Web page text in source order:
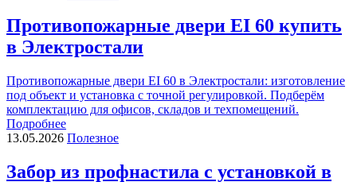
Противопожарные двери EI 60 купить
в Электростали
Противопожарные двери EI 60 в Электростали: изготовление
под объект и установка с точной регулировкой. Подберём
комплектацию для офисов, складов и техпомещений.
Подробнее
13.05.2026 Полезное
Забор из профнастила с установкой в